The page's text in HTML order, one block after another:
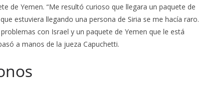
de Yemen. “Me resultó curioso que llegara un paquete de
estuviera llegando una persona de Siria se me hacía raro.
con Israel y un paquete de Yemen que le está
a manos de la jueza Capuchetti.